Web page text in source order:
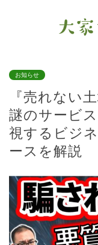
お知らせ
『売れない
謎のサービ
視するビジ
ースを解説